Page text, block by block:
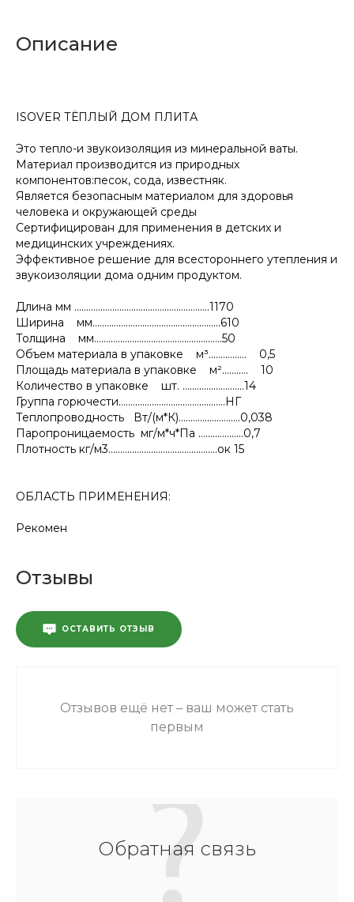
Описание
ISOVER ТЁПЛЫЙ ДОМ ПЛИТА
Это тепло-и звукоизоляция из минеральной ваты.
Материал производится из природных
компонентов:песок, сода, известняк.
Является безопасным материалом для здоровья
человека и окружающей среды
Сертифицирован для применения в детских и
медицинских учреждениях.
Эффективное решение для всестороннего утепления и
звукоизоляции дома одним продуктом.
Длина мм .........................................................1170
Ширина мм......................................................610
Толщина мм......................................................50
Объем материала в упаковке м³................ 0,5
Площадь материала в упаковке м²........... 10
Количество в упаковке шт. ..........................14
Группа горючести.............................................НГ
Теплопроводность Вт/(м*К)..........................0,038
Паропроницаемость мг/м*ч*Па ...................0,7
Плотность кг/м3..............................................ок 15
ОБЛАСТЬ ПРИМЕНЕНИЯ:
Рекомен
Отзывы
ОСТАВИТЬ ОТЗЫВ
Отзывов ещё нет – ваш может стать
первым
Обратная связь